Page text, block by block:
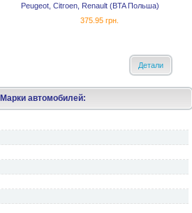
Марки автомобилей:
Peugeot, Citroen, Renault (BTA Польша)
375.95 грн.
Детали